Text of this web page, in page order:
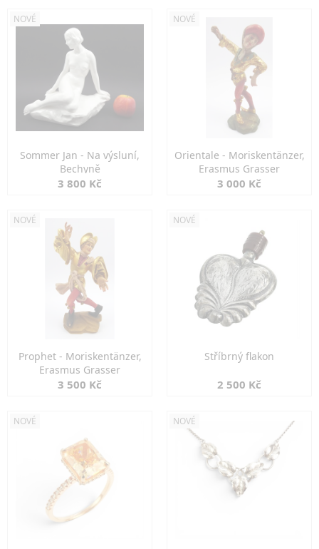
NOVÉ
Sommer Jan - Na výsluní,
Bechyně
3 800 Kč
NOVÉ
Orientale - Moriskentänzer,
Erasmus Grasser
3 000 Kč
NOVÉ
Prophet - Moriskentänzer,
Erasmus Grasser
3 500 Kč
NOVÉ
Stříbrný flakon
2 500 Kč
NOVÉ NOVÉ